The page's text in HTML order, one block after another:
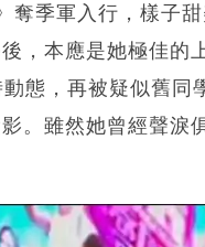
奪季軍入行，樣子
，本應是她極佳的
態，再被疑似舊同
。雖然她曾經聲淚